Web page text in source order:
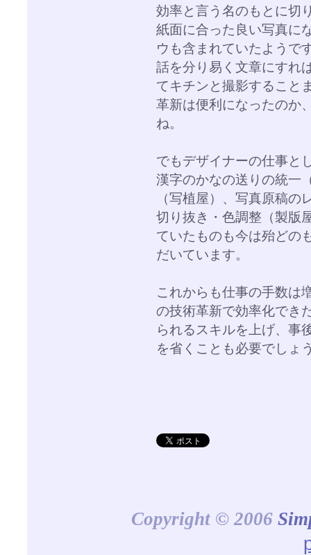
効率と言う名のもとに切
紙面に合った良い写真に
ウも含まれていたようで
話を分り易く文章にすれ
てキチンと撮影すること
革新は便利になったのか
ね。
でもデザイナーの仕事と
漢字のかなの送りの統一
（写植屋）、写真原稿
切り抜き・色調整（製版
ていたものも今は殆どの
だいています。
これからも仕事の手数は
の技術革新で効率化でき
られるスキルを上げ、事
を省くことも必要でしょ
Copyright © 2006